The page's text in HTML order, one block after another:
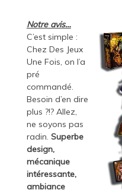
Notre avis…
C’est simple :
Chez Des Jeux
Une Fois, on l’a
pré
commandé.
Besoin d’en dire
plus ?!? Allez,
ne soyons pas
radin. Superbe
design,
mécanique
intéressante,
ambiance